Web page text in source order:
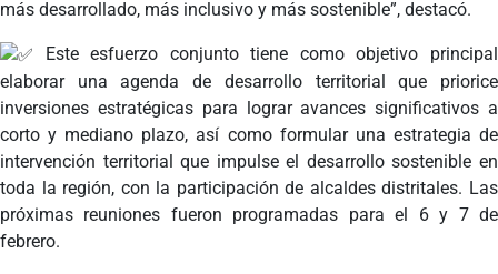
más desarrollado, más inclusivo y más sostenible”, destacó.
Este esfuerzo conjunto tiene como objetivo principal
elaborar una agenda de desarrollo territorial que priorice
inversiones estratégicas para lograr avances significativos a
corto y mediano plazo, así como formular una estrategia de
intervención territorial que impulse el desarrollo sostenible en
toda la región, con la participación de alcaldes distritales. Las
próximas reuniones fueron programadas para el 6 y 7 de
febrero.